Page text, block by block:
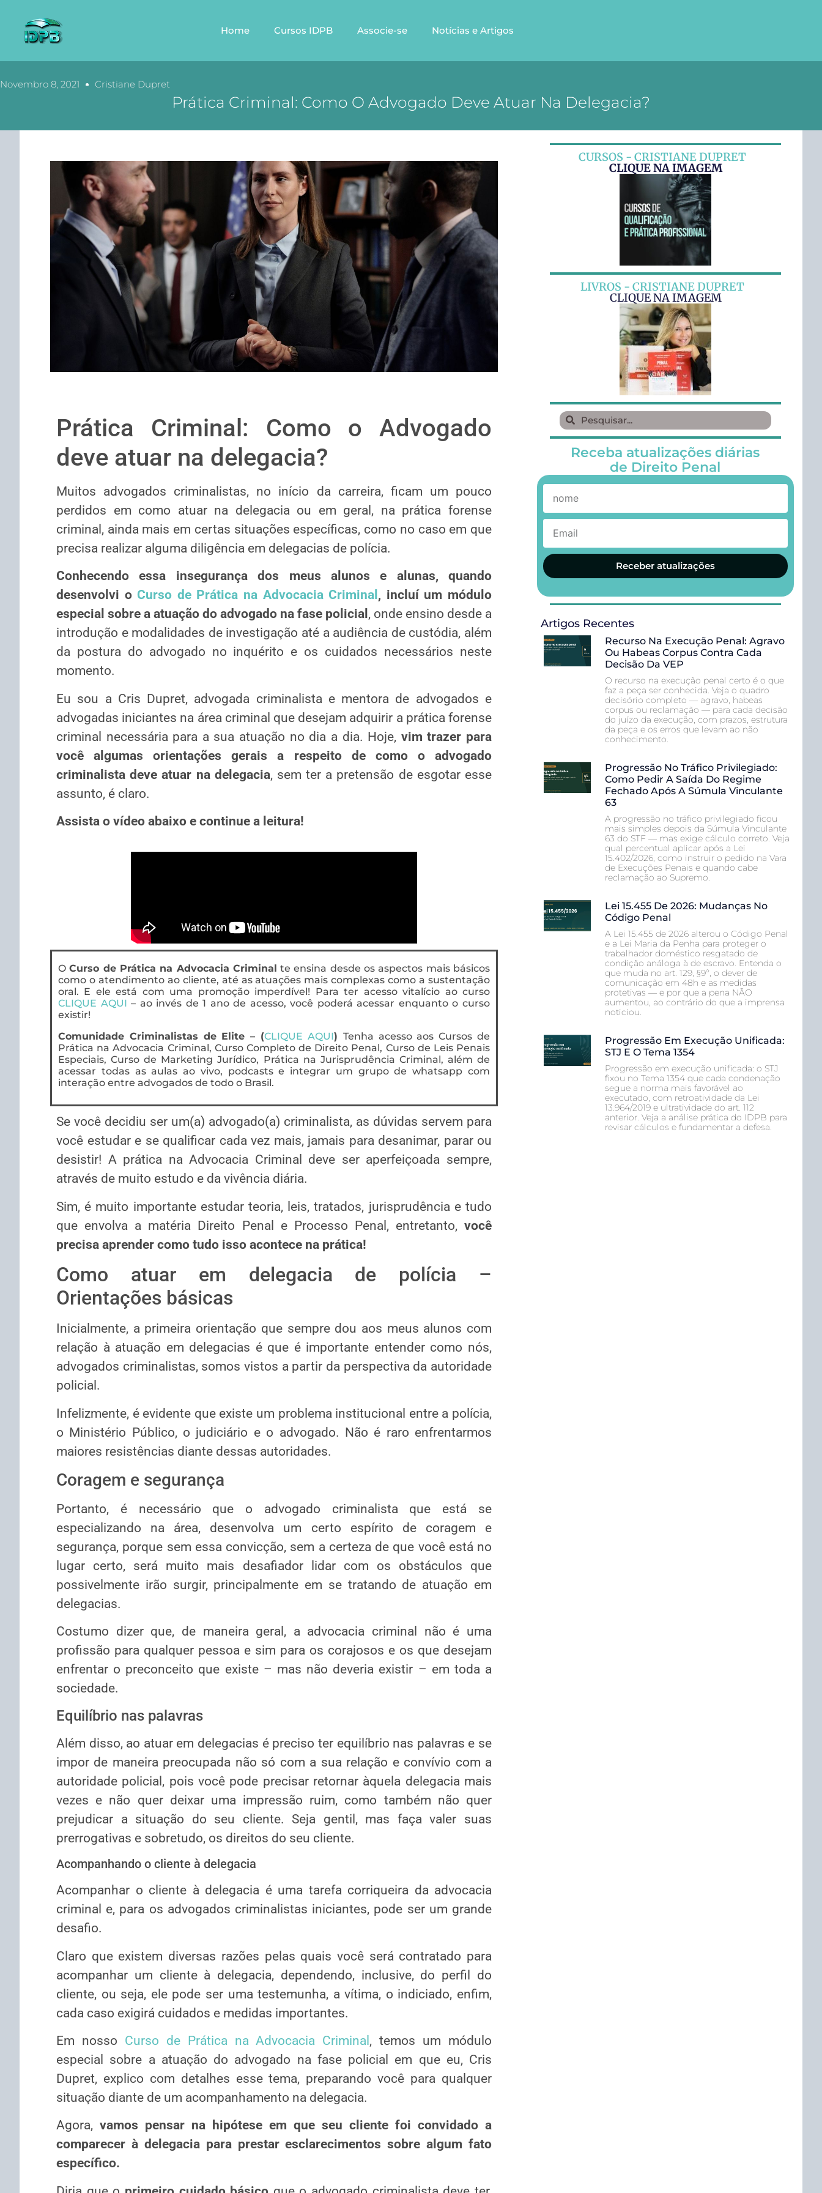
Home Cursos IDPB Associe-se Notícias e Artigos
Novembro 8, 2021 Cristiane Dupret
Prática Criminal: Como O Advogado Deve Atuar Na Delegacia?
Prática Criminal: Como o Advogado
deve atuar na delegacia?
Muitos advogados criminalistas, no início da carreira, ficam um pouco
perdidos em como atuar na delegacia ou em geral, na prática forense
criminal, ainda mais em certas situações específicas, como no caso em que
precisa realizar alguma diligência em delegacias de polícia.
Conhecendo essa insegurança dos meus alunos e alunas, quando
desenvolvi o Curso de Prática na Advocacia Criminal , incluí um módulo
especial sobre a atuação do advogado na fase policial , onde ensino desde a
introdução e modalidades de investigação até a audiência de custódia, além
da postura do advogado no inquérito e os cuidados necessários neste
momento.
Eu sou a Cris Dupret, advogada criminalista e mentora de advogados e
advogadas iniciantes na área criminal que desejam adquirir a prática forense
criminal necessária para a sua atuação no dia a dia. Hoje, vim trazer para
você algumas orientações gerais a respeito de como o advogado
criminalista deve atuar na delegacia, sem ter a pretensão de esgotar esse
assunto, é claro.
Assista o vídeo abaixo e continue a leitura!
OCurso de Prática na Advocacia Criminal te ensina desde os aspectos mais básicos
como o atendimento ao cliente, até as atuações mais complexas como a sustentação
oral. E ele está com uma promoção imperdível! Para ter acesso vitalício ao curso
CLIQUE AQUI – ao invés de 1 ano de acesso, você poderá acessar enquanto o curso
existir!
Comunidade Criminalistas de Elite – (CLIQUE AQUI) Tenha acesso aos Cursos de
Prática na Advocacia Criminal, Curso Completo de Direito Penal, Curso de Leis Penais
Especiais, Curso de Marketing Jurídico, Prática na Jurisprudência Criminal, além de
acessar todas as aulas ao vivo, podcasts e integrar um grupo de whatsapp com
interação entre advogados de todo o Brasil.
Se você decidiu ser um(a) advogado(a) criminalista, as dúvidas servem para
você estudar e se qualificar cada vez mais, jamais para desanimar, parar ou
desistir! A prática na Advocacia Criminal deve ser aperfeiçoada sempre,
através de muito estudo e da vivência diária.
Sim, é muito importante estudar teoria, leis, tratados, jurisprudência e tudo
que envolva a matéria Direito Penal e Processo Penal, entretanto, você
precisa aprender como tudo isso acontece na prática!
Como atuar em delegacia de polícia –
Orientações básicas
Inicialmente, a primeira orientação que sempre dou aos meus alunos com
relação à atuação em delegacias é que é importante entender como nós,
advogados criminalistas, somos vistos a partir da perspectiva da autoridade
policial.
Infelizmente, é evidente que existe um problema institucional entre a polícia,
o Ministério Público, o judiciário e o advogado. Não é raro enfrentarmos
maiores resistências diante dessas autoridades.
Coragem e segurança
Portanto, é necessário que o advogado criminalista que está se
especializando na área, desenvolva um certo espírito de coragem e
segurança, porque sem essa convicção, sem a certeza de que você está no
lugar certo, será muito mais desafiador lidar com os obstáculos que
possivelmente irão surgir, principalmente em se tratando de atuação em
delegacias.
Costumo dizer que, de maneira geral, a advocacia criminal não é uma
profissão para qualquer pessoa e sim para os corajosos e os que desejam
enfrentar o preconceito que existe – mas não deveria existir – em toda a
sociedade.
Equilíbrio nas palavras
Além disso, ao atuar em delegacias é preciso ter equilíbrio nas palavras e se
impor de maneira preocupada não só com a sua relação e convívio com a
autoridade policial, pois você pode precisar retornar àquela delegacia mais
vezes e não quer deixar uma impressão ruim, como também não quer
prejudicar a situação do seu cliente. Seja gentil, mas faça valer suas
prerrogativas e sobretudo, os direitos do seu cliente.
Acompanhando o cliente à delegacia
Acompanhar o cliente à delegacia é uma tarefa corriqueira da advocacia
criminal e, para os advogados criminalistas iniciantes, pode ser um grande
desafio.
Claro que existem diversas razões pelas quais você será contratado para
acompanhar um cliente à delegacia, dependendo, inclusive, do perfil do
cliente, ou seja, ele pode ser uma testemunha, a vítima, o indiciado, enfim,
cada caso exigirá cuidados e medidas importantes.
Em nosso Curso de Prática na Advocacia Criminal , temos um módulo
especial sobre a atuação do advogado na fase policial em que eu, Cris
Dupret, explico com detalhes esse tema, preparando você para qualquer
situação diante de um acompanhamento na delegacia.
Agora, vamos pensar na hipótese em que seu cliente foi convidado a
comparecer à delegacia para prestar esclarecimentos sobre algum fato
específico.
CURSOS - CRISTIANE DUPRET
CLIQUE NA IMAGEM
LIVROS - CRISTIANE DUPRET
CLIQUE NA IMAGEM
Receba atualizações diárias
de Direito Penal
Receber atualizações
Artigos Recentes
Recurso Na Execução Penal: Agravo
Ou Habeas Corpus Contra Cada
Decisão Da VEP
O recurso na execução penal certo é o que
faz a peça ser conhecida. Veja o quadro
decisório completo — agravo, habeas
corpus ou reclamação — para cada decisão
do juízo da execução, com prazos, estrutura
da peça e os erros que levam ao não
conhecimento.
Progressão No Tráfico Privilegiado:
Como Pedir A Saída Do Regime
Fechado Após A Súmula Vinculante
63
A progressão no tráfico privilegiado ficou
mais simples depois da Súmula Vinculante
63 do STF — mas exige cálculo correto. Veja
qual percentual aplicar após a Lei
15.402/2026, como instruir o pedido na Vara
de Execuções Penais e quando cabe
reclamação ao Supremo.
Lei 15.455 De 2026: Mudanças No
Código Penal
A Lei 15.455 de 2026 alterou o Código Penal
e a Lei Maria da Penha para proteger o
trabalhador doméstico resgatado de
condição análoga à de escravo. Entenda o
que muda no art. 129, §9º, o dever de
comunicação em 48h e as medidas
protetivas — e por que a pena NÃO
aumentou, ao contrário do que a imprensa
noticiou.
Progressão Em Execução Unificada:
STJ E O Tema 1354
Progressão em execução unificada: o STJ
fixou no Tema 1354 que cada condenação
segue a norma mais favorável ao
executado, com retroatividade da Lei
13.964/2019 e ultratividade do art. 112
anterior. Veja a análise prática do IDPB para
revisar cálculos e fundamentar a defesa.